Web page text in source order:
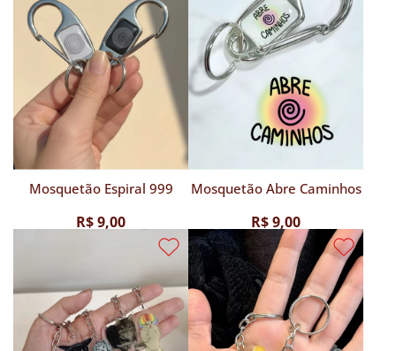
Mosquetão Espiral 999
R$ 9,00
Mosquetão Abre Caminhos
R$ 9,00